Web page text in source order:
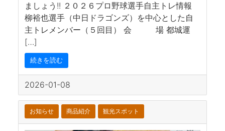
ましょう!! ２０２６プロ野球選手自主トレ情報
柳裕也選手（中日ドラゴンズ）を中心とした自
主トレメンバー（５回目） 会 場 都城運
[…]
続きを読む
2026-01-08
お知らせ 商品紹介 観光スポット